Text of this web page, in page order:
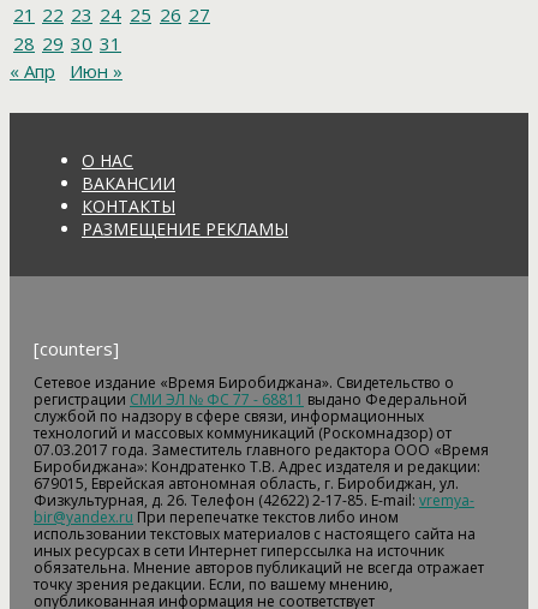
21 22 23 24 25 26 27
28 29 30 31
« Апр
Июн »
О НАС
ВАКАНСИИ
КОНТАКТЫ
РАЗМЕЩЕНИЕ РЕКЛАМЫ
[counters]
Сетевое издание «Время Биробиджана». Свидетельство о
регистрации СМИ ЭЛ № ФС 77 - 68811 выдано Федеральной
службой по надзору в сфере связи, информационных
технологий и массовых коммуникаций (Роскомнадзор) от
07.03.2017 года. Заместитель главного редактора ООО «Время
Биробиджана»: Кондратенко Т.В. Адрес издателя и редакции:
679015, Еврейская автономная область, г. Биробиджан, ул.
Физкультурная, д. 26. Телефон (42622) 2-17-85. E-mail: vremya-
bir@yandex.ru При перепечатке текстов либо ином
использовании текстовых материалов с настоящего сайта на
иных ресурсах в сети Интернет гиперссылка на источник
обязательна. Мнение авторов публикаций не всегда отражает
точку зрения редакции. Если, по вашему мнению,
опубликованная информация не соответствует